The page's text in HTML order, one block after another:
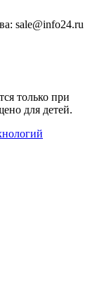
sale@info24.ru
только при
для детей.